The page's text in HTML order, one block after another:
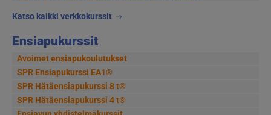
Katso kaikki verkkokurssit
Ensiapukurssit
Avoimet ensiapukoulutukset
SPR Ensiapukurssi EA1®
SPR Hätäensiapukurssi 8 t®
SPR Hätäensiapukurssi 4 t®